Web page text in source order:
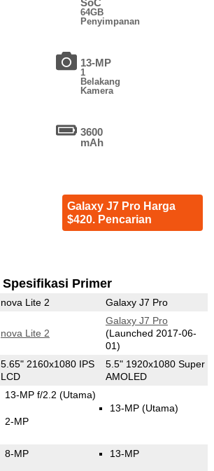
SoC
64GB
Penyimpanan
13-MP
1
Belakang
Kamera
3600
mAh
Galaxy J7 Pro Harga
$420. Pencarian
Spesifikasi Primer
nova Lite 2 Galaxy J7 Pro
nova Lite 2
Galaxy J7 Pro
(Launched 2017-06-
01)
5.65" 2160x1080 IPS
LCD
5.5" 1920x1080 Super
AMOLED
13-MP f/2.2 (Utama)
2-MP
13-MP (Utama)
8-MP 13-MP